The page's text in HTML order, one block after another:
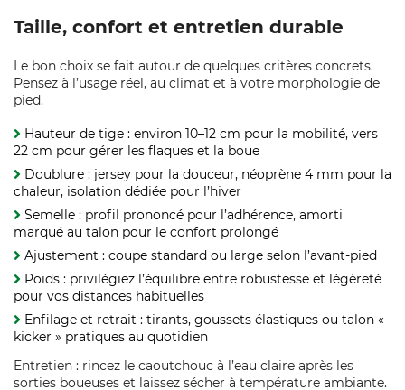
Taille, confort et entretien durable
Le bon choix se fait autour de quelques critères concrets.
Pensez à l’usage réel, au climat et à votre morphologie de
pied.
Hauteur de tige : environ 10–12 cm pour la mobilité, vers
22 cm pour gérer les flaques et la boue
Doublure : jersey pour la douceur, néoprène 4 mm pour la
chaleur, isolation dédiée pour l’hiver
Semelle : profil prononcé pour l’adhérence, amorti
marqué au talon pour le confort prolongé
Ajustement : coupe standard ou large selon l’avant-pied
Poids : privilégiez l’équilibre entre robustesse et légèreté
pour vos distances habituelles
Enfilage et retrait : tirants, goussets élastiques ou talon «
kicker » pratiques au quotidien
Entretien : rincez le caoutchouc à l’eau claire après les
sorties boueuses et laissez sécher à température ambiante.